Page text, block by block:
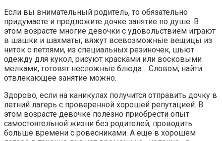
Если вы внимательный родитель, то обязательно
придумаете и предложите дочке занятие по душе. В
этом возрасте многие девочки с удовольствием играют
в шашки и шахматы, вяжут всевозможные вещицы из
ниток с петлями, из специальных резиночек, шьют
одежду для кукол, рисуют красками или восковыми
мелками, готовят несложные блюда… Словом, найти
отвлекающее занятие можно.
Здорово, если на каникулах получится отправить дочку в
летний лагерь с проверенной хорошей репутацией. В
этом возрасте девочке полезно приобрести опыт
самостоятельной жизни без родителей, проводить
больше времени с ровесниками. А еще в хорошем